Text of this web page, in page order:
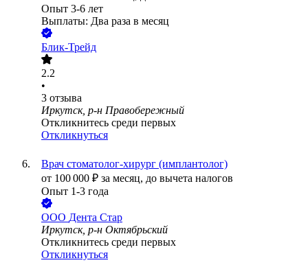
Опыт 3-6 лет
Выплаты: Два раза в месяц
Блик-Трейд
2.2
•
3 отзыва
Иркутск, р-н Правобережный
Откликнитесь среди первых
Откликнуться
Врач стоматолог-хирург (имплантолог)
от 100 000 ₽ за месяц, до вычета налогов
Опыт 1-3 года
ООО Дента Стар
Иркутск, р-н Октябрьский
Откликнитесь среди первых
Откликнуться